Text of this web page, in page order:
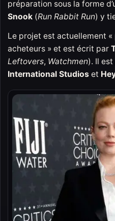
préparation sous la forme
Snook (Run Rabbit Run) y
Le projet est actuellement
acheteurs » et est écrit par
Leftovers, Watchmen). Il
International Studios et